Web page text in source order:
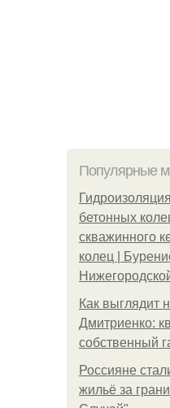
Популярные
бетонных
скважинного
колец |
Как выглядит
Дмитриенко:
собственный
Россияне
жильё за